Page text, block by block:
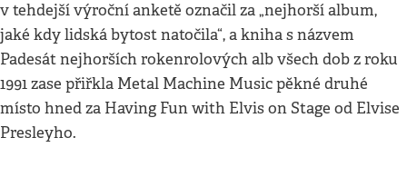
v tehdejší výroční anketě označil za „nejhorší album,
jaké kdy lidská bytost natočila“, a kniha s názvem
Padesát nejhorších rokenrolových alb všech dob z roku
1991 zase přiřkla Metal Machine Music pěkné druhé
místo hned za Having Fun with Elvis on Stage od Elvise
Presleyho.